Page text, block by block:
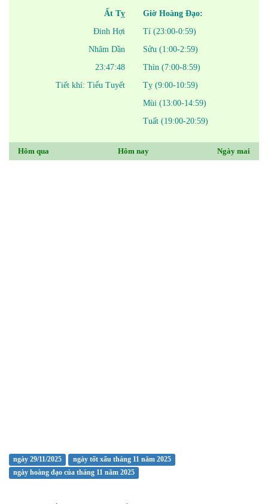
Ất Tỵ
Đinh Hợi
Nhâm Dần
23:47:48
Tiết khí: Tiểu Tuyết
Giờ Hoàng Đạo:
Tí (23:00-0:59)
Sửu (1:00-2:59)
Thìn (7:00-8:59)
Tỵ (9:00-10:59)
Mùi (13:00-14:59)
Tuất (19:00-20:59)
Hôm qua Hôm nay Ngày mai
ngày 29/11/2025
ngày tốt xấu tháng 11 năm 2025
ngày hoàng đạo của tháng 11 năm 2025